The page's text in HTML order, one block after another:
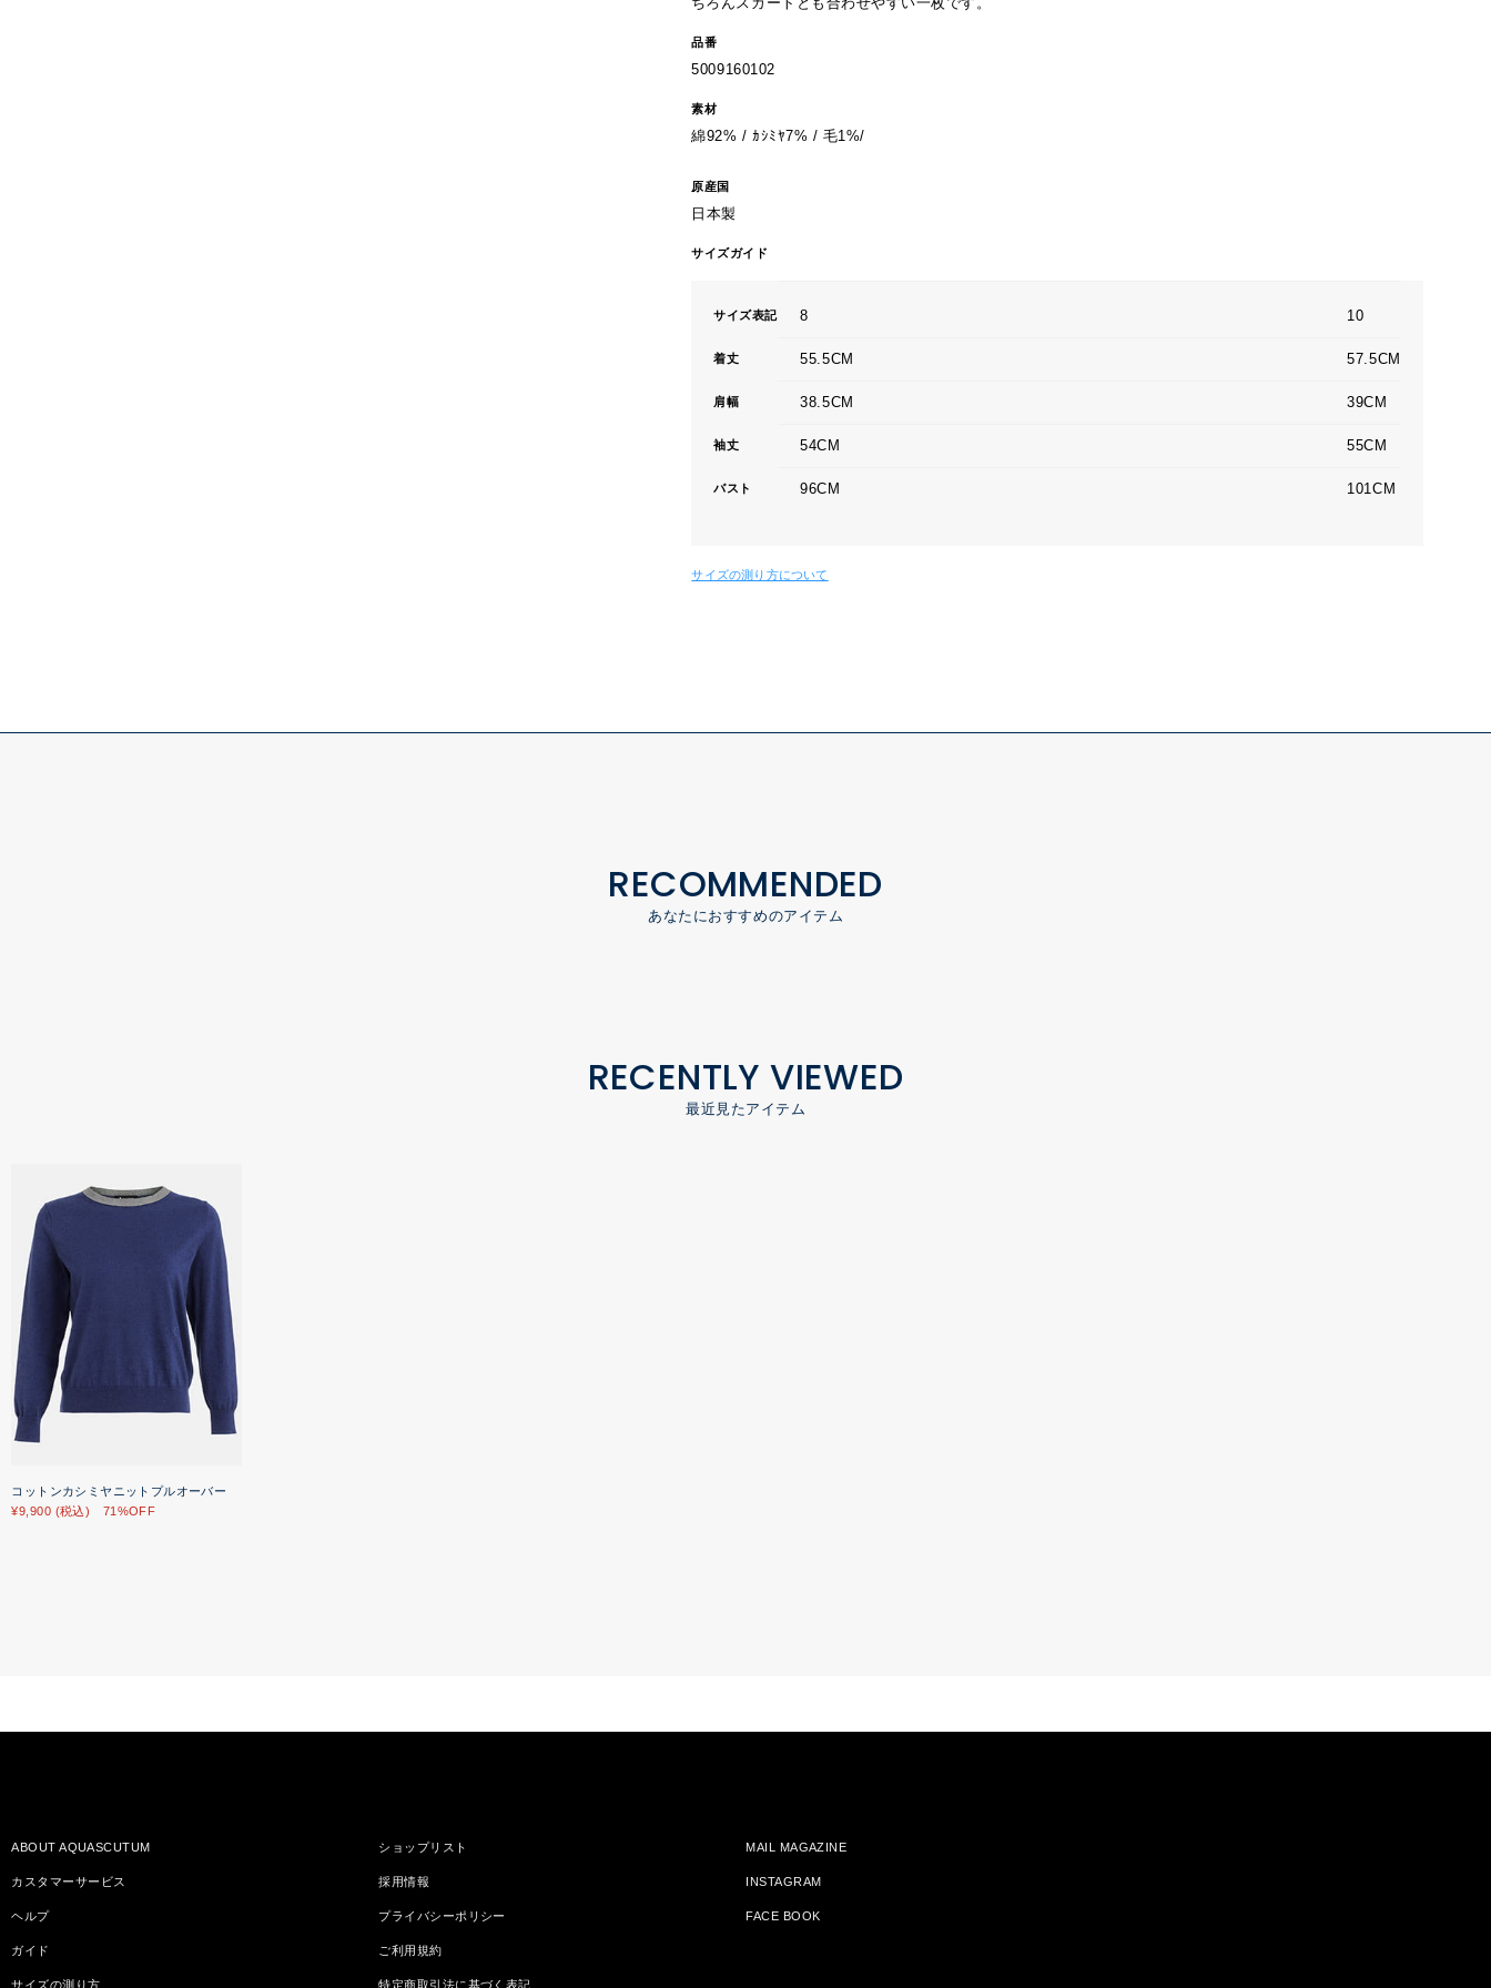
品番
5009160102
素材
綿92% / ｶｼﾐﾔ7% / 毛1%/
原産国
日本製
サイズガイド
サイズ表記 8 10
着丈 55.5CM 57.5CM
肩幅 38.5CM 39CM
袖丈 54CM 55CM
バスト 96CM 101CM
サイズの測り方について
RECOMMENDED
あなたにおすすめのアイテム
RECENTLY VIEWED
最近見たアイテム
コットンカシミヤニットプルオーバー
¥9,900 (税込) 71%OFF
ABOUT AQUASCUTUM
カスタマーサービス
ヘルプ
ガイド
サイズの測り方
ショップリスト
採用情報
プライバシーポリシー
ご利用規約
特定商取引法に基づく表記
MAIL MAGAZINE
INSTAGRAM
FACE BOOK